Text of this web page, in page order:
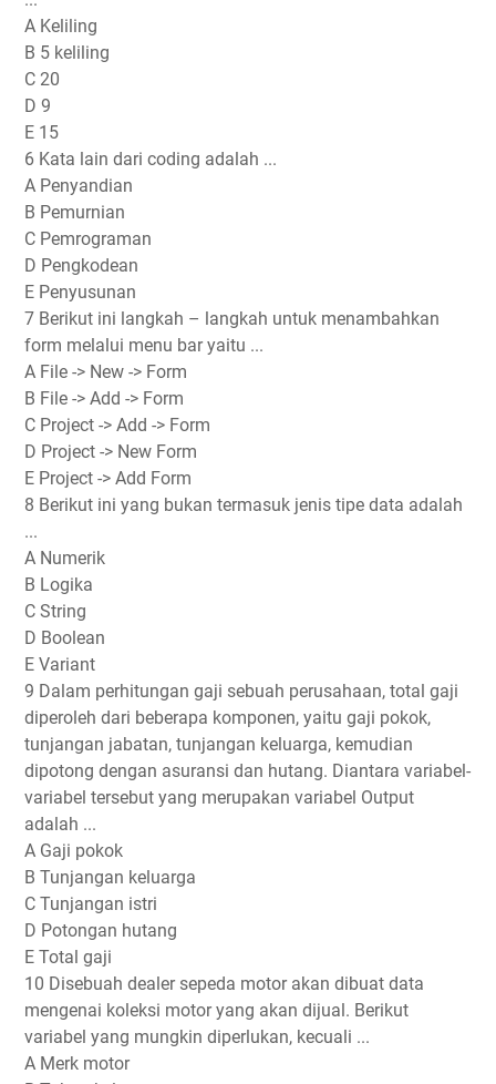
A Keliling
B 5 keliling
C 20
D 9
E 15
6 Kata lain dari coding adalah ...
A Penyandian
B Pemurnian
C Pemrograman
D Pengkodean
E Penyusunan
7 Berikut ini langkah – langkah untuk menambahkan
form melalui menu bar yaitu ...
A File -> New -> Form
B File -> Add -> Form
C Project -> Add -> Form
D Project -> New Form
E Project -> Add Form
8 Berikut ini yang bukan termasuk jenis tipe data adalah
...
A Numerik
B Logika
C String
D Boolean
E Variant
9 Dalam perhitungan gaji sebuah perusahaan, total gaji
diperoleh dari beberapa komponen, yaitu gaji pokok,
tunjangan jabatan, tunjangan keluarga, kemudian
dipotong dengan asuransi dan hutang. Diantara variabel-
variabel tersebut yang merupakan variabel Output
adalah ...
A Gaji pokok
B Tunjangan keluarga
C Tunjangan istri
D Potongan hutang
E Total gaji
10 Disebuah dealer sepeda motor akan dibuat data
mengenai koleksi motor yang akan dijual. Berikut
variabel yang mungkin diperlukan, kecuali ...
A Merk motor